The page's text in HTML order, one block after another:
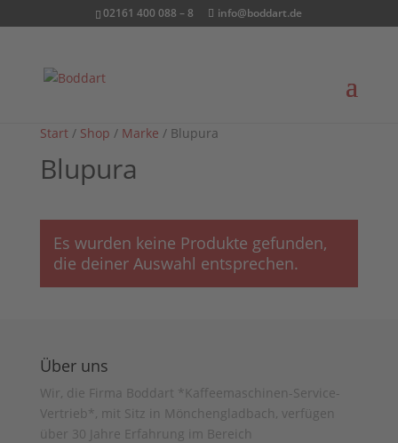
02161 400 088 – 8 info@boddart.de
Start/ Shop / Marke / Blupura
Blupura
Es wurden keine Produkte gefunden,
die deiner Auswahl entsprechen.
Über uns
Wir, die Firma Boddart *Kaffeemaschinen-Service-
Vertrieb*, mit Sitz in Mönchengladbach, verfügen
über 30 Jahre Erfahrung im Bereich